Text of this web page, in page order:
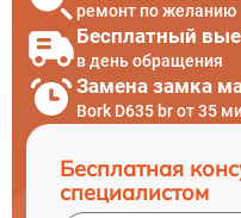
ремонт по желанию
Бесплатный
в день обращения
Замена замка
Bork D635 br от 35
Бесплатная
специалистом